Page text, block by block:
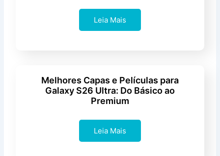
Leia Mais
Melhores Capas e Películas para
Galaxy S26 Ultra: Do Básico ao
Premium
Leia Mais